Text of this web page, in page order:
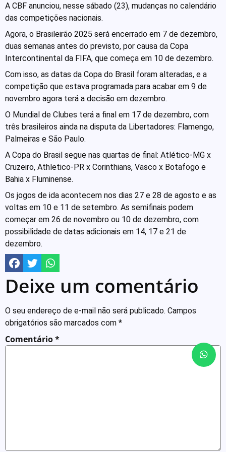
A CBF anunciou, nesse sábado (23), mudanças no calendário
das competições nacionais.
Agora, o Brasileirão 2025 será encerrado em 7 de dezembro,
duas semanas antes do previsto, por causa da Copa
Intercontinental da FIFA, que começa em 10 de dezembro.
Com isso, as datas da Copa do Brasil foram alteradas, e a
competição que estava programada para acabar em 9 de
novembro agora terá a decisão em dezembro.
O Mundial de Clubes terá a final em 17 de dezembro, com
três brasileiros ainda na disputa da Libertadores: Flamengo,
Palmeiras e São Paulo.
A Copa do Brasil segue nas quartas de final: Atlético-MG x
Cruzeiro, Athletico-PR x Corinthians, Vasco x Botafogo e
Bahia x Fluminense.
Os jogos de ida acontecem nos dias 27 e 28 de agosto e as
voltas em 10 e 11 de setembro. As semifinais podem
começar em 26 de novembro ou 10 de dezembro, com
possibilidade de datas adicionais em 14, 17 e 21 de
dezembro.
Deixe um comentário
O seu endereço de e-mail não será publicado. Campos
obrigatórios são marcados com *
Comentário*